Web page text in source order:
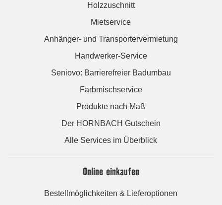
Holzzuschnitt
Mietservice
Anhänger- und Transportervermietung
Handwerker-Service
Seniovo: Barrierefreier Badumbau
Farbmischservice
Produkte nach Maß
Der HORNBACH Gutschein
Alle Services im Überblick
Online einkaufen
Bestellmöglichkeiten & Lieferoptionen